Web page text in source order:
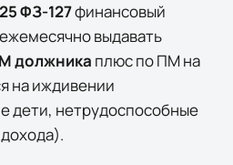
ФЗ-127финансовый
выдавать
должника плюс по ПМ на
на иждивении
дети, нетрудоспособные